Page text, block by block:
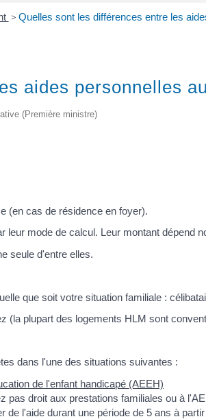
> Quelles sont les différences entre les
aides personnelles
(Première ministre)
(en cas de résidence en foyer).
mode de calcul. Leur montant dépend
seule d'entre elles.
que soit votre situation familiale :
(la plupart des logements HLM sont
dans l'une des situations suivantes :
de l'enfant handicapé (AEEH)
pas droit aux prestations familiales ou à
l'aide durant une période de 5 ans à